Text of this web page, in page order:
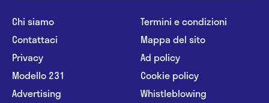
Chi siamo
Contattaci
Privacy
Modello 231
Advertising
Termini e condizioni
Mappa del sito
Ad policy
Cookie policy
Whistleblowing